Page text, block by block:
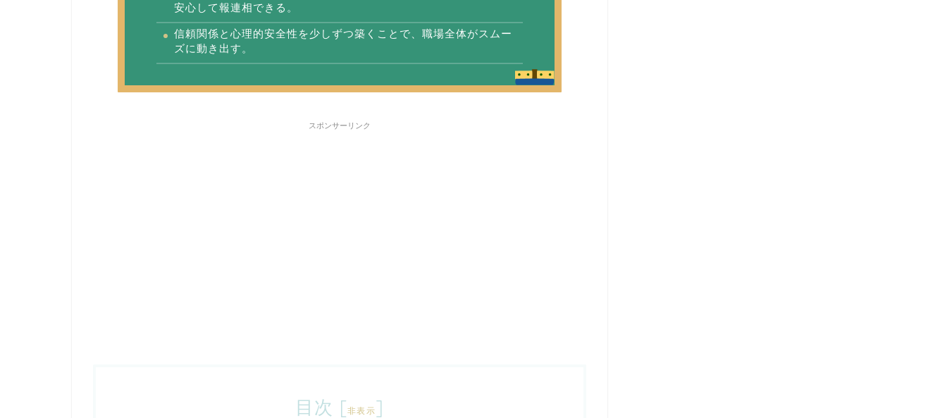
安心して報連相できる。
信頼関係と心理的安全性を少しずつ築くことで、職場全体がスムー
ズに動き出す。
スポンサーリンク
目次 [非表示]